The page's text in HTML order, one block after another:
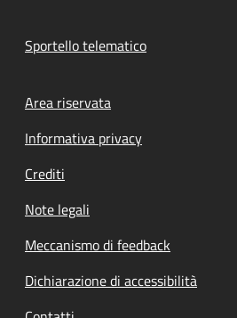
Sportello telematico
Footer menu
Area riservata
Informativa privacy
Crediti
Note legali
Meccanismo di feedback
Dichiarazione di accessibilità